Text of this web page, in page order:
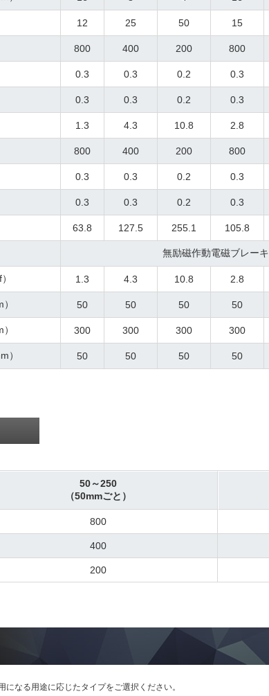
12 25 50 15
800 400 200 800
0.3 0.3 0.2 0.3
0.3 0.3 0.2 0.3
1.3 4.3 10.8 2.8
800 400 200 800
0.3 0.3 0.2 0.3
0.3 0.3 0.2 0.3
63.8 127.5 255.1 105.8
無励磁作動電磁ブレーキ
1.3 4.3 10.8 2.8
50 50 50 50
300 300 300 300
） 50 50 50 50
50～250
（50mmごと）
800
400
200
なる用途に応じたタイプをご選択ください。